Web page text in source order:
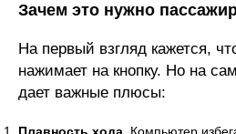
Зачем это нужно
На первый взгляд кажется,
нажимает на кнопку. Но на
дает важные плюсы: